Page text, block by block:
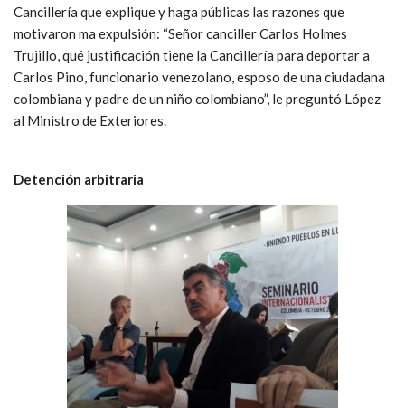
Cancillería que explique y haga públicas las razones que
motivaron ma expulsión: “Señor canciller Carlos Holmes
Trujillo, qué justificación tiene la Cancillería para deportar a
Carlos Pino, funcionario venezolano, esposo de una ciudadana
colombiana y padre de un niño colombiano”, le preguntó López
al Ministro de Exteriores.
Detención arbitraria